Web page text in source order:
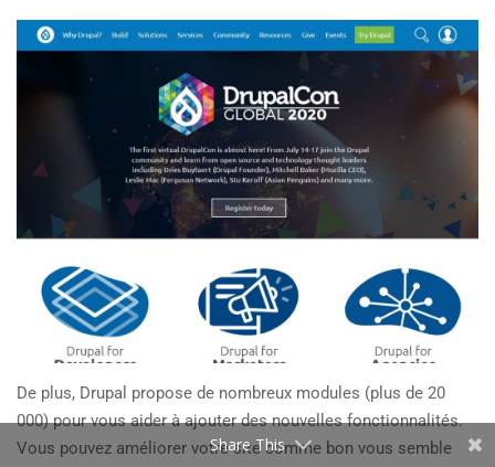
De plus, Drupal propose de nombreux modules (plus de 20
000) pour vous aider à ajouter des nouvelles fonctionnalités.
Vous pouvez améliorer votre site comme bon vous semble
Share This